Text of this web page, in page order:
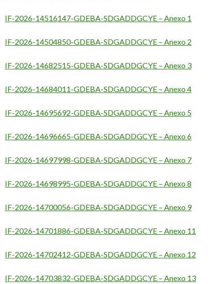
IF-2026-14516147-GDEBA-SDGADDGCYE – Anexo 1
IF-2026-14504850-GDEBA-SDGADDGCYE – Anexo 2
IF-2026-14682515-GDEBA-SDGADDGCYE – Anexo 3
IF-2026-14684011-GDEBA-SDGADDGCYE – Anexo 4
IF-2026-14695692-GDEBA-SDGADDGCYE – Anexo 5
IF-2026-14696665-GDEBA-SDGADDGCYE – Anexo 6
IF-2026-14697998-GDEBA-SDGADDGCYE – Anexo 7
IF-2026-14698995-GDEBA-SDGADDGCYE – Anexo 8
IF-2026-14700056-GDEBA-SDGADDGCYE – Anexo 9
IF-2026-14701886-GDEBA-SDGADDGCYE – Anexo 11
IF-2026-14702412-GDEBA-SDGADDGCYE – Anexo 12
IF-2026-14703832-GDEBA-SDGADDGCYE – Anexo 13